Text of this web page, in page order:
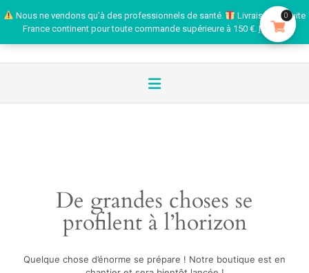
Nous ne vendons qu'à des professionnels de santé.
Livraison gratuite
France continent pour toute commande supérieure à 150 €. Ignorer
De grandes choses se
profilent à l’horizon
Quelque chose d’énorme se prépare ! Notre boutique est en
0